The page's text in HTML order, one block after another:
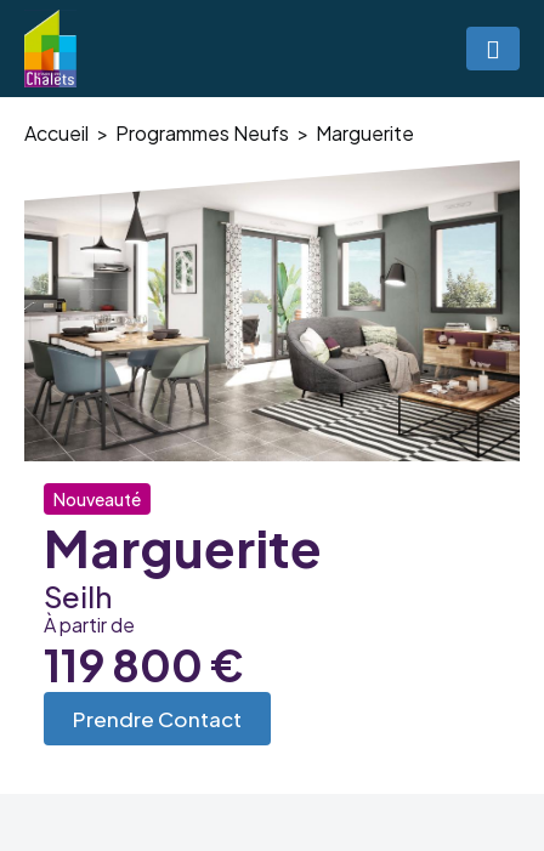
Accueil Programmes Neufs Marguerite
Nouveauté
Marguerite
Seilh
À partir de
119 800 €
Prendre Contact